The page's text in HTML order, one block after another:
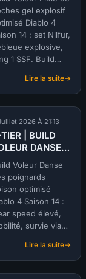
|
14
gel explosif
Diablo 4
14 : set Nilfur,
explosive,
1 SSF. Build
Lire la suite
:
S-
TIER
|
BUILD
VOLEUR
Pluie
de
flèches
gel
explosif
(@Mattias)
14
2026 À 21:13
| BUILD
DANSE
POIGNARDS
(@Ava) |
14
Voleur Danse
poignards
optimisé
4 Saison 14 :
speed élevé,
survie via
@Ava.
Lire la suite
:
S-
TIER